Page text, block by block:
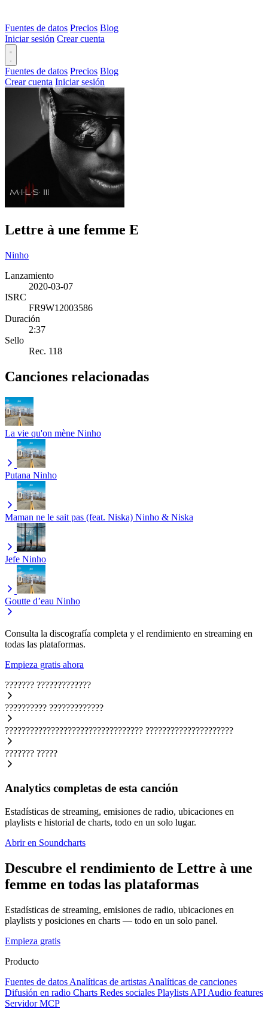
Fuentes de datos Precios Blog
Iniciar sesión Crear cuenta
Fuentes de datos Precios Blog
Crear cuenta Iniciar sesión
Lettre à une femme E
Ninho
Lanzamiento
2020-03-07
ISRC
FR9W12003586
Duración
2:37
Sello
Rec. 118
Canciones relacionadas
La vie qu'on mène Ninho
Putana Ninho
Maman ne le sait pas (feat. Niska) Ninho & Niska
Jefe Ninho
Goutte d’eau Ninho
Consulta la discografía completa y el rendimiento en streaming en
todas las plataformas.
Empieza gratis ahora
??????? ?????????????
?????????? ?????????????
????????????????????????????????? ?????????????????????
??????? ?????
Analytics completas de esta canción
Estadísticas de streaming, emisiones de radio, ubicaciones en
playlists e historial de charts, todo en un solo lugar.
Abrir en Soundcharts
Descubre el rendimiento de Lettre à une
femme en todas las plataformas
Estadísticas de streaming, emisiones de radio, ubicaciones en
playlists y posiciones en charts — todo en un solo panel.
Empieza gratis
Producto
Fuentes de datos Analíticas de artistas Analíticas de canciones
Difusión en radio Charts Redes sociales Playlists API Audio features
Servidor MCP